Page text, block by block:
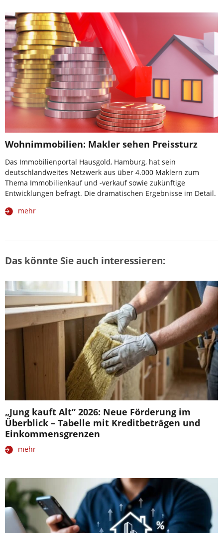
Wohnimmobilien: Makler sehen Preissturz
Das Immobilienportal Hausgold, Hamburg, hat sein
deutschlandweites Netzwerk aus über 4.000 Maklern zum
Thema Immobilienkauf und -verkauf sowie zukünftige
Entwicklungen befragt. Die dramatischen Ergebnisse im Detail.
mehr
Das könnte Sie auch interessieren:
„Jung kauft Alt“ 2026: Neue Förderung im
Überblick – Tabelle mit Kreditbeträgen und
Einkommensgrenzen
mehr